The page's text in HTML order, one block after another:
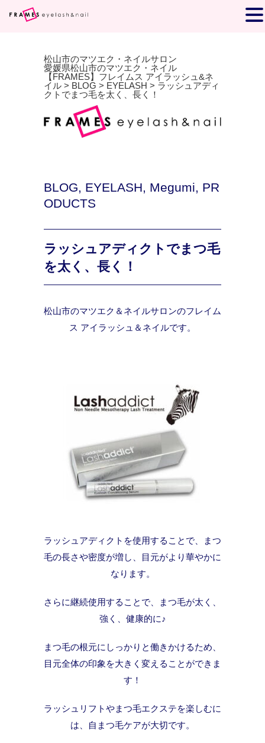
松山市のマツエク・ネイルサロン
愛媛県松山市のマツエク・ネイル
【FRAMES】フレイムス アイラッシュ&ネ
イル > BLOG > EYELASH > ラッシュアディ
クトでまつ毛を太く、長く！
BLOG, EYELASH, Megumi, PR
ODUCTS
ラッシュアディクトでまつ毛
を太く、長く！
松山市のマツエク＆ネイルサロンのフレイム
ス アイラッシュ＆ネイルです。
ラッシュアディクトを使用することで、まつ
毛の長さや密度が増し、目元がより華やかに
なります。
さらに継続使用することで、まつ毛が太く、
強く、健康的に♪
まつ毛の根元にしっかりと働きかけるため、
目元全体の印象を大きく変えることができま
す！
ラッシュリフトやまつ毛エクステを楽しむに
は、自まつ毛ケアが大切です。